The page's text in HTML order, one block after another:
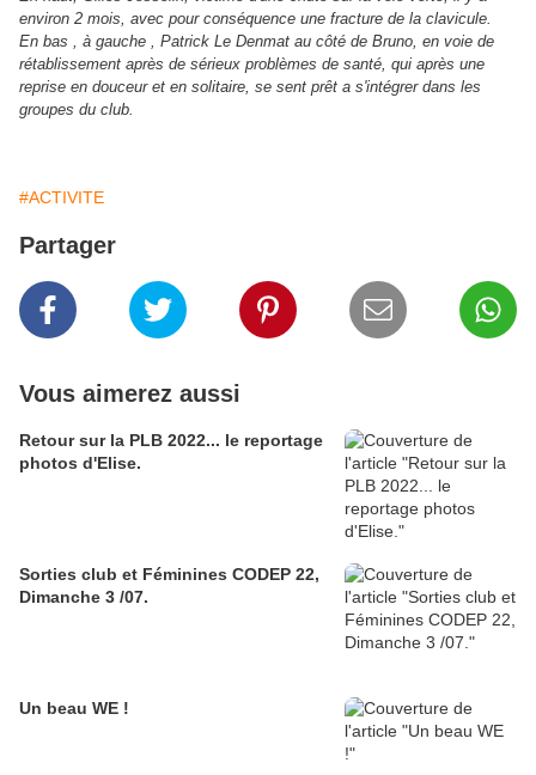
environ 2 mois, avec pour conséquence une fracture de la clavicule.
En bas , à gauche , Patrick Le Denmat au côté de Bruno, en voie de
rétablissement après de sérieux problèmes de santé, qui après une
reprise en douceur et en solitaire, se sent prêt a s'intégrer dans les
groupes du club.
#ACTIVITE
Partager
Vous aimerez aussi
Retour sur la PLB 2022... le reportage
photos d'Elise.
Sorties club et Féminines CODEP 22,
Dimanche 3 /07.
Un beau WE !